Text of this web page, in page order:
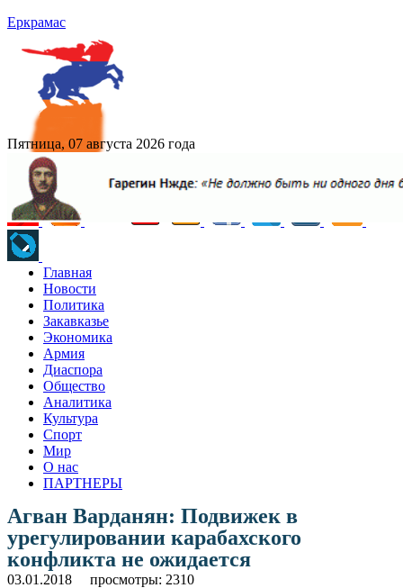
Еркрамас
Пятница, 07 августа 2026 года
Главная
Новости
Политика
Закавказье
Экономика
Армия
Диаспора
Общество
Аналитика
Культура
Спорт
Мир
О нас
ПАРТНЕРЫ
Агван Варданян: Подвижек в
урегулировании карабахского
конфликта не ожидается
03.01.2018 просмотры: 2310